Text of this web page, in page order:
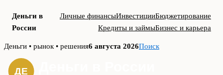
Деньги в
России
Личные финансыИнвестицииБюджетирование
Кредиты и займыБизнес и карьера
Skip
content
Деньги • рынок • решения6 августа 2026Поиск